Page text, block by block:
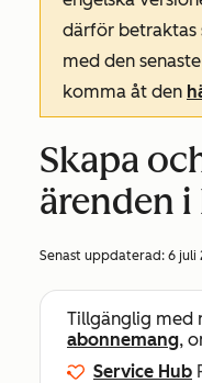
därför betraktas
med den
komma åt den
Skapa
ärenden
Senast uppdaterad: 6 juli
Tillgänglig med
abonnemang,
Service Hub